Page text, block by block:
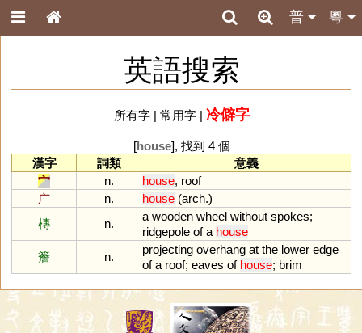
粵
普
英語搜索
所有字| 常用字| 冷僻字
[house], 找到 4 個
漢字
詞類
意義
宀
n. house, roof
广
n. house (arch.)
槫
n.
a wooden wheel without spokes;
ridgepole of a house
簷
n.
projecting overhang at the lower edge
of a roof; eaves of house; brim